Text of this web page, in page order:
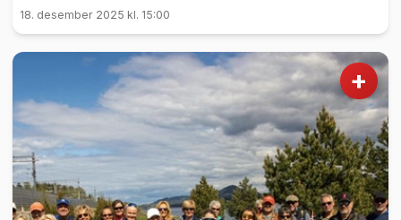
18. desember 2025 kl. 15:00
+